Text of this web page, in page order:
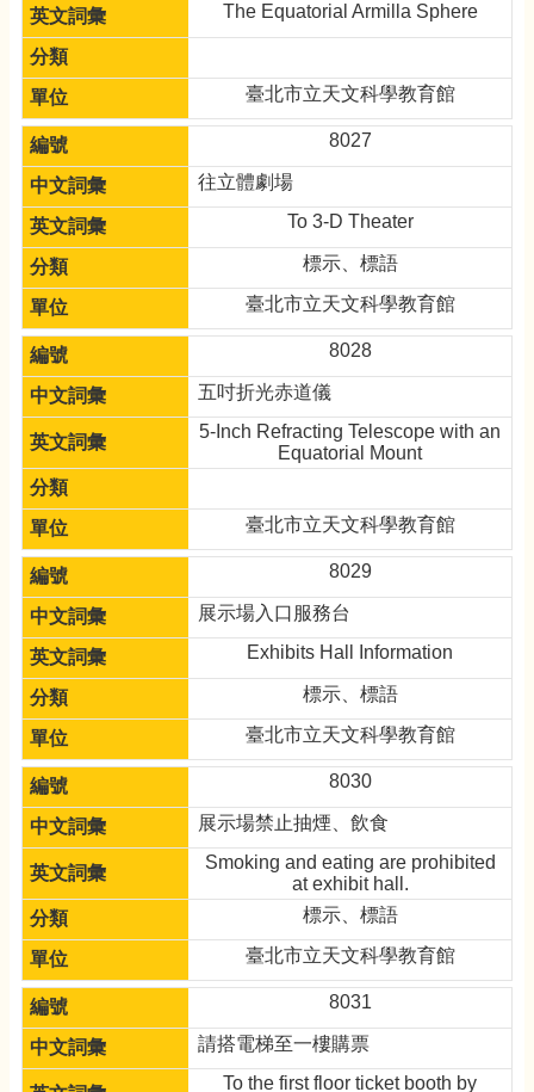
The Equatorial Armilla Sphere
臺北市立天文科學教育館
8027
往立體劇場
To 3-D Theater
標示、標語
臺北市立天文科學教育館
8028
五吋折光赤道儀
5-Inch Refracting Telescope with an
Equatorial Mount
臺北市立天文科學教育館
8029
展示場入口服務台
Exhibits Hall Information
標示、標語
臺北市立天文科學教育館
8030
展示場禁止抽煙、飲食
Smoking and eating are prohibited
at exhibit hall.
標示、標語
臺北市立天文科學教育館
8031
請搭電梯至一樓購票
To the first floor ticket booth by